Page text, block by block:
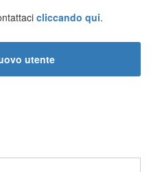
cliccando qui.
utente